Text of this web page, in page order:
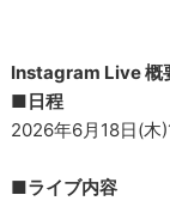
Instagram Live 概
■日程
2026年6月18日(木
■ライブ内容